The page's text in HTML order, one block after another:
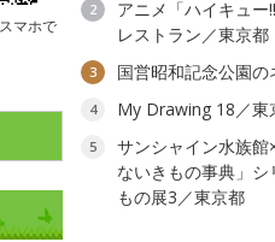
マホで
2
アニメ「ハイキュ
レストラン／東京都
3 国営昭和記念公園
4 My Drawing 18／東
5
サンシャイン水族
ないきもの事典」
もの展3／東京都